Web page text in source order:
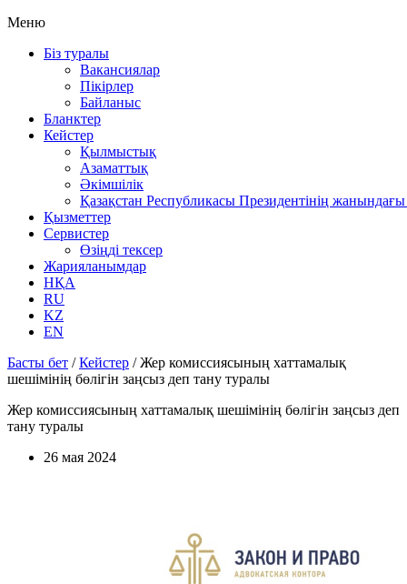
Меню
Біз туралы
Вакансиялар
Пікірлер
Байланыс
Бланктер
Кейстер
Қылмыстық
Азаматтық
Әкімшілік
Қазақстан Республикасы Президентінің
Қызметтер
Сервистер
Өзіңді тексер
Жарияланымдар
НҚА
RU
KZ
EN
Басты бет /Кейстер /Жер комиссиясының хаттамалық
шешімінің бөлігін заңсыз деп тану туралы
Жер комиссиясының хаттамалық шешімінің бөлігін заңсыз деп
тану туралы
26 мая 2024